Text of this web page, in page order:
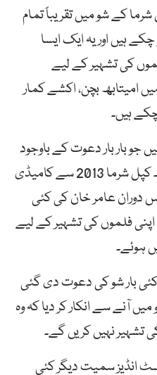
کے شو میں تقریباً تمام
ہیں اور یہ ایک ایسا
کی تشہیر کے لیے
امیتابھ بچن، اکشے کمار
ہیں۔
جو بار بار دعوت کے باوجود
کپل شرما کے شو میں نہیں آئے۔ کپل شرما 2013 سے کامیڈی
دوران عامر خان کی کئی
اپنی فلموں کی تشہیر کے لیے
ہوئے۔
بار شو کی دعوت دی گئی
میں آنے سے انکار کر دیا کہ وہ
تشہیر نہیں کریں گے۔
انڈیز سمیت دیگر کئی